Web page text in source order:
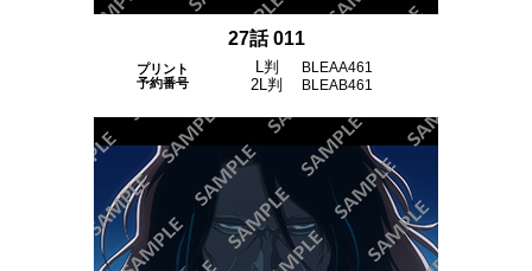
27話 011
プリント
予約番号
L判 BLEAA461
2L判 BLEAB461